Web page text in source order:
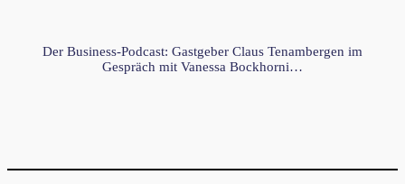
Der Business-Podcast: Gastgeber Claus Tenambergen im
Gespräch mit Vanessa Bockhorni…